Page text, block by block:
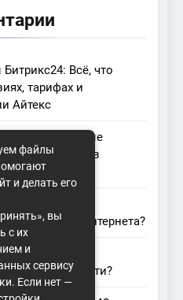
Битрикс24: Всё, что
тарифах и
Айтекс
Основные
серверов в
домашнего интернета?
Проблемы с
как их обойти?
файлы
и делать его
вы
с их
и
сервису
Если нет —